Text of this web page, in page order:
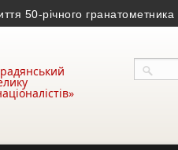
річного гранатометника з